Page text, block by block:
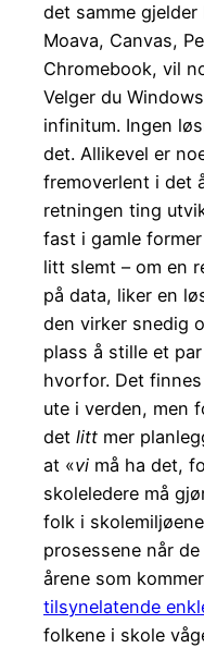
det samme gjelder
Moava, Canvas,
Chromebook, vil
Velger du
infinitum. Ingen
det. Allikevel er
fremoverlent i det
retningen ting
fast i gamle
litt slemt – om en
på data, liker en
den virker snedig
plass å stille et
hvorfor. Det
ute i verden, men
det litt mer
at «vi må ha det,
skoleledere må
folk i
prosessene når
årene som
tilsynelatende
folkene i skole